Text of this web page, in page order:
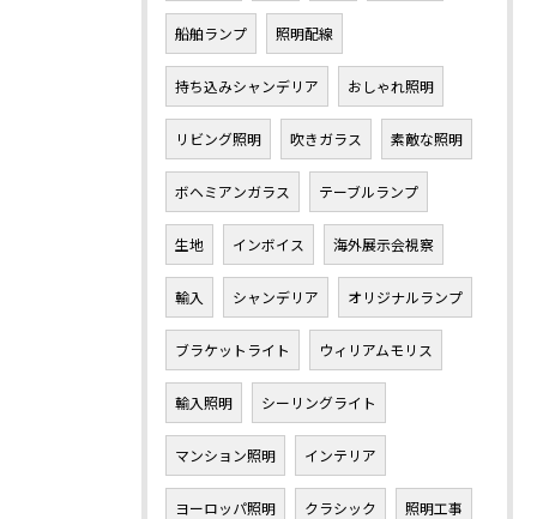
船舶ランプ 照明配線
持ち込みシャンデリア おしゃれ照明
リビング照明 吹きガラス 素敵な照明
ボヘミアンガラス テーブルランプ
生地 インボイス 海外展示会視察
輸入 シャンデリア オリジナルランプ
ブラケットライト ウィリアムモリス
輸入照明 シーリングライト
マンション照明 インテリア
ヨーロッパ照明 クラシック 照明工事